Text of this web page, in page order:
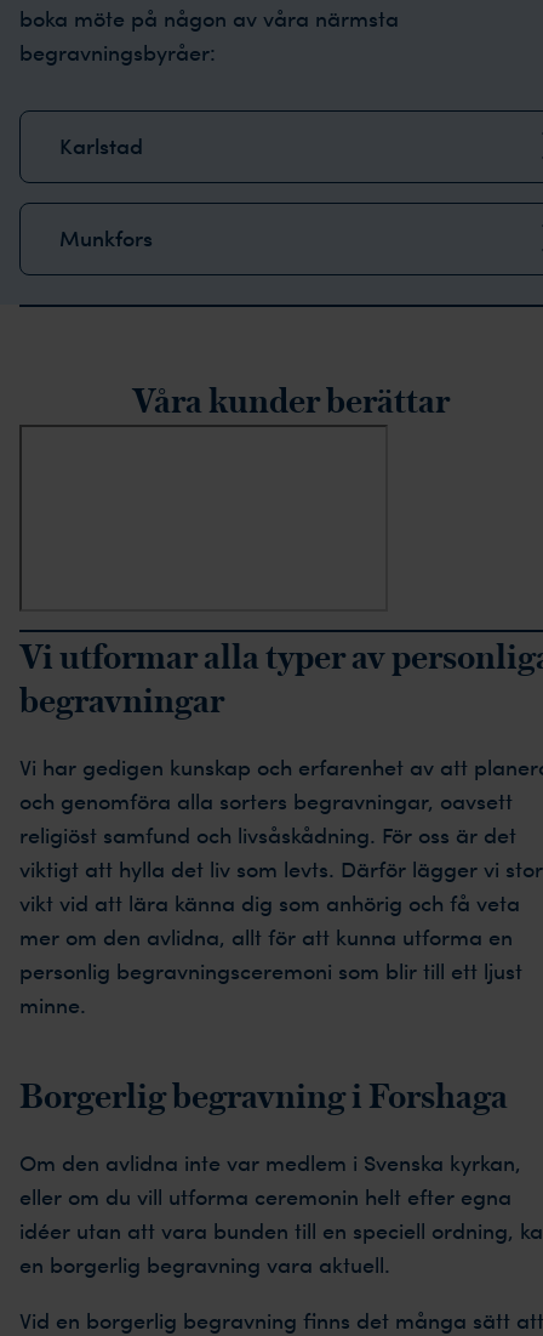
boka möte på någon av våra närmsta
begravningsbyråer:
Karlstad
Munkfors
recensioner
Våra kunder berättar
Vi utformar alla typer av
begravningar
Vi har gedigen kunskap och erfarenhet av att
och genomföra alla sorters begravningar, oavsett
religiöst samfund och livsåskådning. För oss är det
viktigt att hylla det liv som levts. Därför lägger vi stor
vikt vid att lära känna dig som anhörig och få veta
mer om den avlidna, allt för att kunna utforma en
personlig begravningsceremoni som blir till ett ljust
minne.
Borgerlig begravning i Forshaga
Om den avlidna inte var medlem i Svenska kyrkan,
eller om du vill utforma ceremonin helt efter egna
idéer utan att vara bunden till en speciell ordning,
en borgerlig begravning vara aktuell.
Vid en borgerlig begravning finns det många sätt att